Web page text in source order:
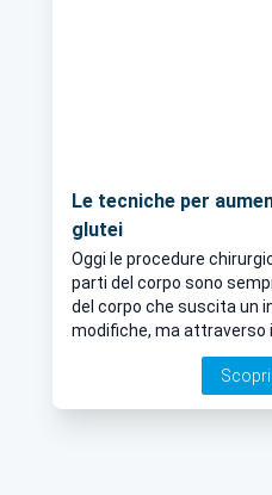
Le tecniche per
glutei
Oggi le procedure
parti del corpo sono
del corpo che suscita un
modifiche, ma attraverso
l'area dei glutei. Il nostro
plastica ed estetica ci